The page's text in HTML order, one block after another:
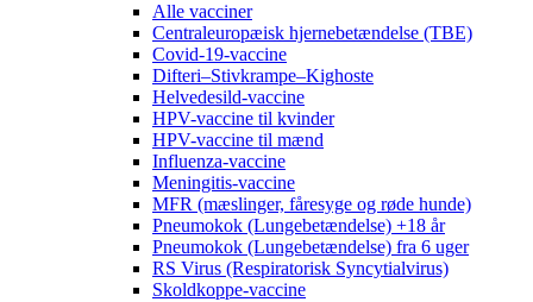
Alle vacciner
Centraleuropæisk hjernebetændelse (TBE)
Covid-19-vaccine
Difteri–Stivkrampe–Kighoste
Helvedesild-vaccine
HPV-vaccine til kvinder
HPV-vaccine til mænd
Influenza-vaccine
Meningitis-vaccine
MFR (mæslinger, fåresyge og røde hunde)
Pneumokok (Lungebetændelse) +18 år
Pneumokok (Lungebetændelse) fra 6 uger
RS Virus (Respiratorisk Syncytialvirus)
Skoldkoppe-vaccine